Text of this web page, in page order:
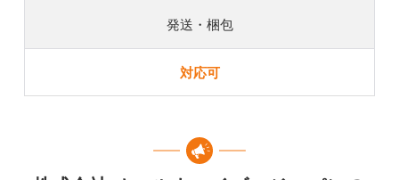
発送・梱包
対応可